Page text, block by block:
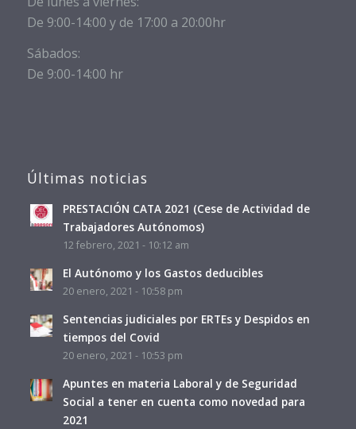
De 9:00-14:00 y de 17:00 a 20:00hr
Sábados:
De 9:00-14:00 hr
Últimas noticias
PRESTACIÓN CATA 2021 (Cese de Actividad de
Trabajadores Autónomos)
12 febrero, 2021 - 10:12 am
El Autónomo y los Gastos deducibles
20 enero, 2021 - 10:58 pm
Sentencias judiciales por ERTEs y Despidos en
tiempos del Covid
20 enero, 2021 - 10:53 pm
Apuntes en materia Laboral y de Seguridad
Social a tener en cuenta como novedad para
2021